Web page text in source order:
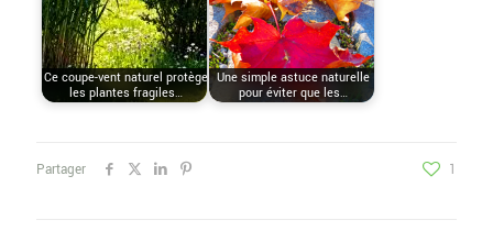
Ce coupe-vent naturel protège
les plantes fragiles…
Une simple astuce naturelle
pour éviter que les…
Partager 1